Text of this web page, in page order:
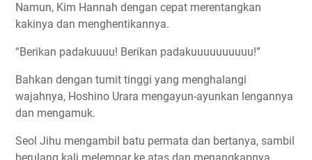
Namun, Kim Hannah dengan cepat merentangkan
kakinya dan menghentikannya.
“Berikan padakuuuu! Berikan padakuuuuuuuuuu!”
Bahkan dengan tumit tinggi yang menghalangi
wajahnya, Hoshino Urara mengayun-ayunkan lengannya
dan mengamuk.
Seol Jihu mengambil batu permata dan bertanya, sambil